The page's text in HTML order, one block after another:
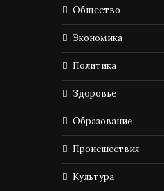
Общество
Экономика
Политика
Здоровье
Образование
Происшествия
Культура